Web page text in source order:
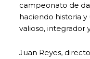
campeonato de
haciendo historia
valioso, integrador
Juan Reyes,